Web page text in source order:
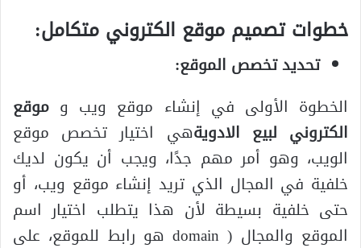
خطوات تصميم موقع الكتروني متكامل:
تحديد تخصص الموقع:
الخطوة الأولى في إنشاء موقع ويب و موقع
الكتروني لبيع الادويةهي اختيار تخصص موقع
الويب، وهو أمر مهم جدًا، ويجب أن يكون لديك
خلفية في المجال الذي تريد إنشاء موقع ويب، أو
حتى خلفية بسيطة لأن هذا يتطلب اختيار اسم
الموقع والمجال ( domain هو رابط للموقع، على